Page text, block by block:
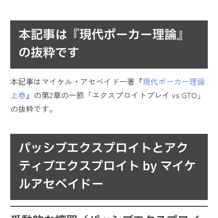
本記事は『現代ポーカー理論』
の抜粋です
本記事はマイケル・アセベイドー著『現代ポーカー理論
上巻』の第2章の一節「エクスプロイトプレイ vs GTO」
の抜粋です。
パッシブエクスプロイトとアク
ティブエクスプロイト by マイケ
ルアセベイドー